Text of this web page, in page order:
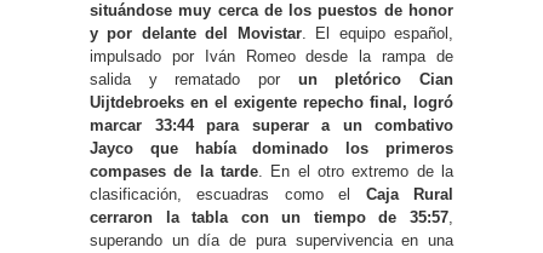
situándose muy cerca de los puestos de honor
y por delante del Movistar. El equipo español,
impulsado por Iván Romeo desde la rampa de
salida y rematado por un pletórico Cian
Uijtdebroeks en el exigente repecho final, logró
marcar 33:44 para superar a un combativo
Jayco que había dominado los primeros
compases de la tarde. En el otro extremo de la
clasificación, escuadras como el Caja Rural
cerraron la tabla con un tiempo de 35:57,
superando un día de pura supervivencia en una